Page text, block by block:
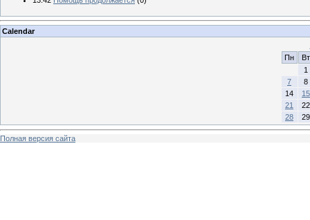
Calendar
Пн
Вт
1
7
8
14
15
21
22
28
29
Полная версия сайта